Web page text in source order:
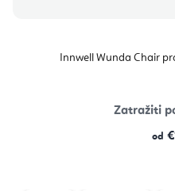
Innwell Wunda Chair
Zatražiti
od